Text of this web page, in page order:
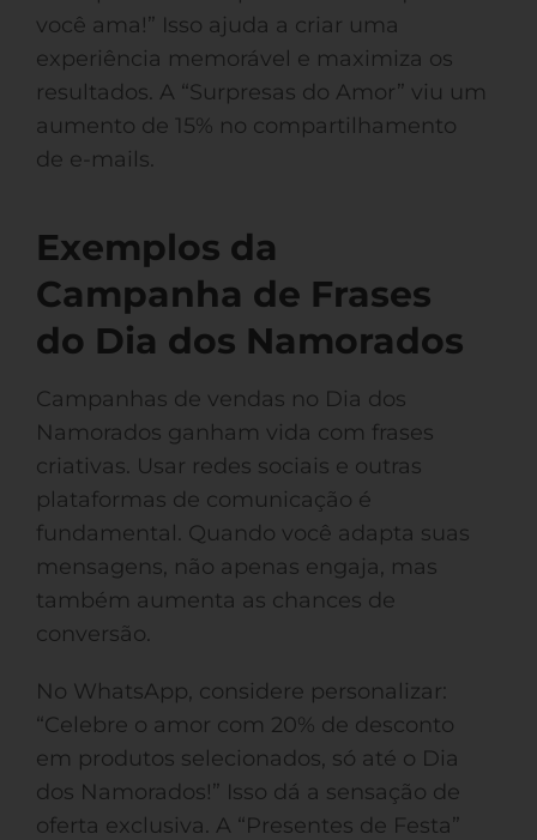
você ama!” Isso ajuda a criar uma
experiência memorável e maximiza os
resultados. A “Surpresas do Amor” viu um
aumento de 15% no compartilhamento
de e-mails.
Exemplos da
Campanha de Frases
do Dia dos Namorados
Campanhas de vendas no Dia dos
Namorados ganham vida com frases
criativas. Usar redes sociais e outras
plataformas de comunicação é
fundamental. Quando você adapta suas
mensagens, não apenas engaja, mas
também aumenta as chances de
conversão.
No WhatsApp, considere personalizar:
“Celebre o amor com 20% de desconto
em produtos selecionados, só até o Dia
dos Namorados!” Isso dá a sensação de
oferta exclusiva. A “Presentes de Festa”